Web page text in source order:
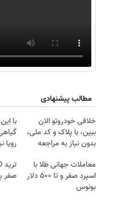
مطالب پیشنهادی
خلافی خودروتو الان
ببین، با پلاک و کد ملی،
بدون نیاز به مراجعه
با
معاملات جهانی طلا با
اسپرد صفر و تا ۵۰۰ دلار
بونوس
صفر
روزنامه‌های صبح شنبه ۱۷